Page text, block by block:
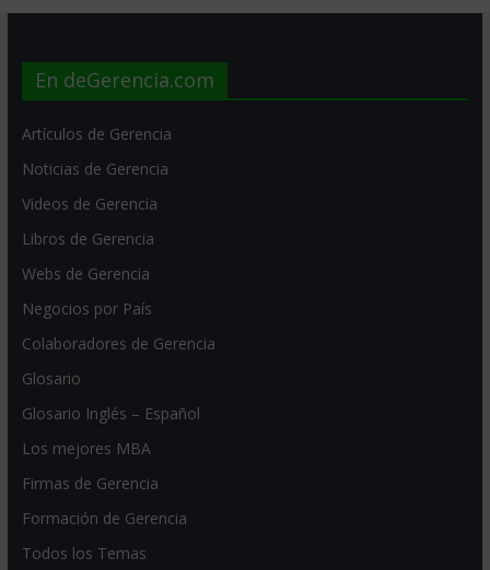
En deGerencia.com
Artículos de Gerencia
Noticias de Gerencia
Videos de Gerencia
Libros de Gerencia
Webs de Gerencia
Negocios por País
Colaboradores de Gerencia
Glosario
Glosario Inglés – Español
Los mejores MBA
Firmas de Gerencia
Formación de Gerencia
Todos los Temas